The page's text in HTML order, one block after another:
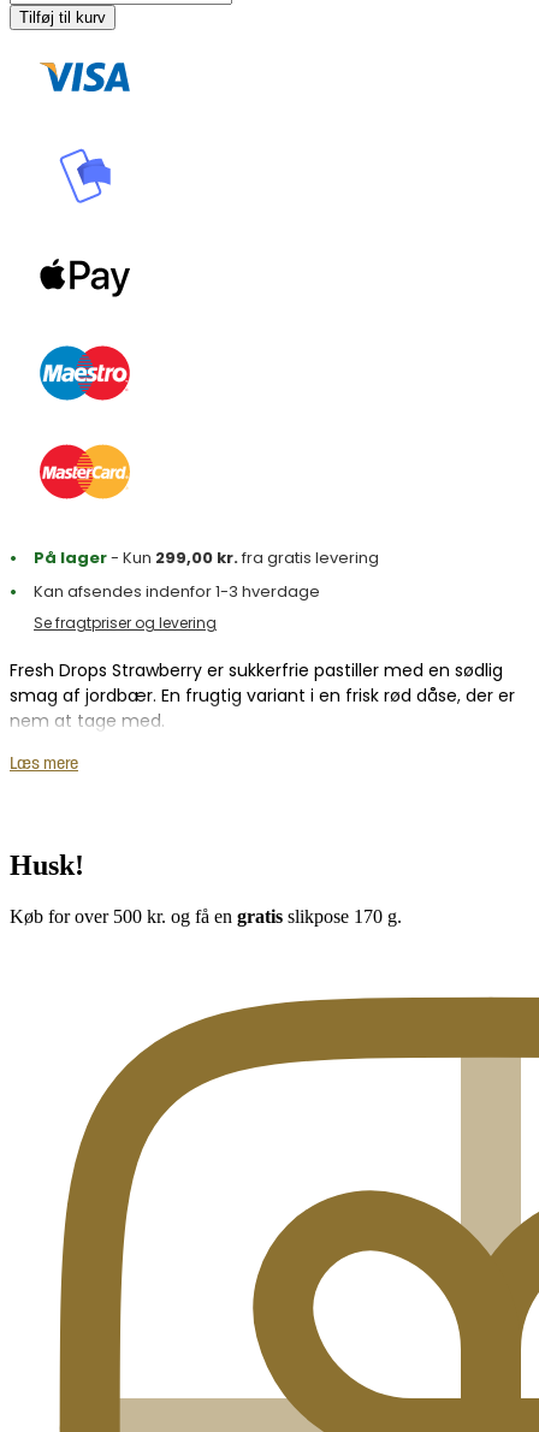
Tilføj til kurv
På lager- Kun 299,00 kr.fra gratis levering
Kan afsendes indenfor 1-3 hverdage
Se fragtpriser og levering
Fresh Drops Strawberry er sukkerfrie pastiller med en sødlig
smag af jordbær. En frugtig variant i en frisk rød dåse, der er
nem at tage med.
Fresh Drops findes også med
Læs mere
Husk!
Køb for over 500 kr. og få en gratis slikpose 170 g.